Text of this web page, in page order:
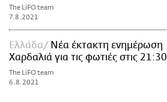
The LiFO team
7.8.2021
Ελλάδα
Νέα έκτακτη ενημέρωση
Χαρδαλιά για τις φωτιές στις 21:30
The LiFO team
6.8.2021